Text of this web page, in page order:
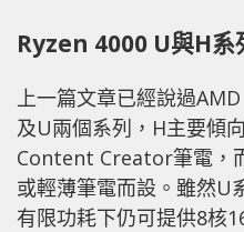
Ryzen 4000 U與H系
上一篇文章已經說過
及U兩個系列，H主要傾
Content Creator筆電，
或輕薄筆電而設。雖然U
有限功耗下仍可提供8核